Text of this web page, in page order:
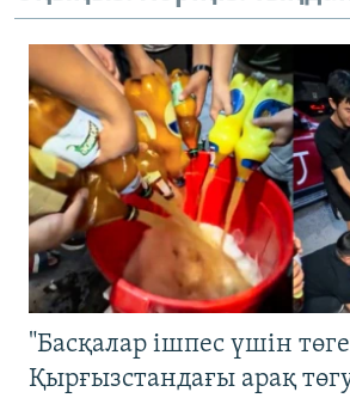
"Басқалар ішпес үшін
Қырғызстандағы арақ